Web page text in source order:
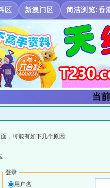
区 新澳门区 简洁浏览:香
当
，可能有如下几个原因:
登录
用户名